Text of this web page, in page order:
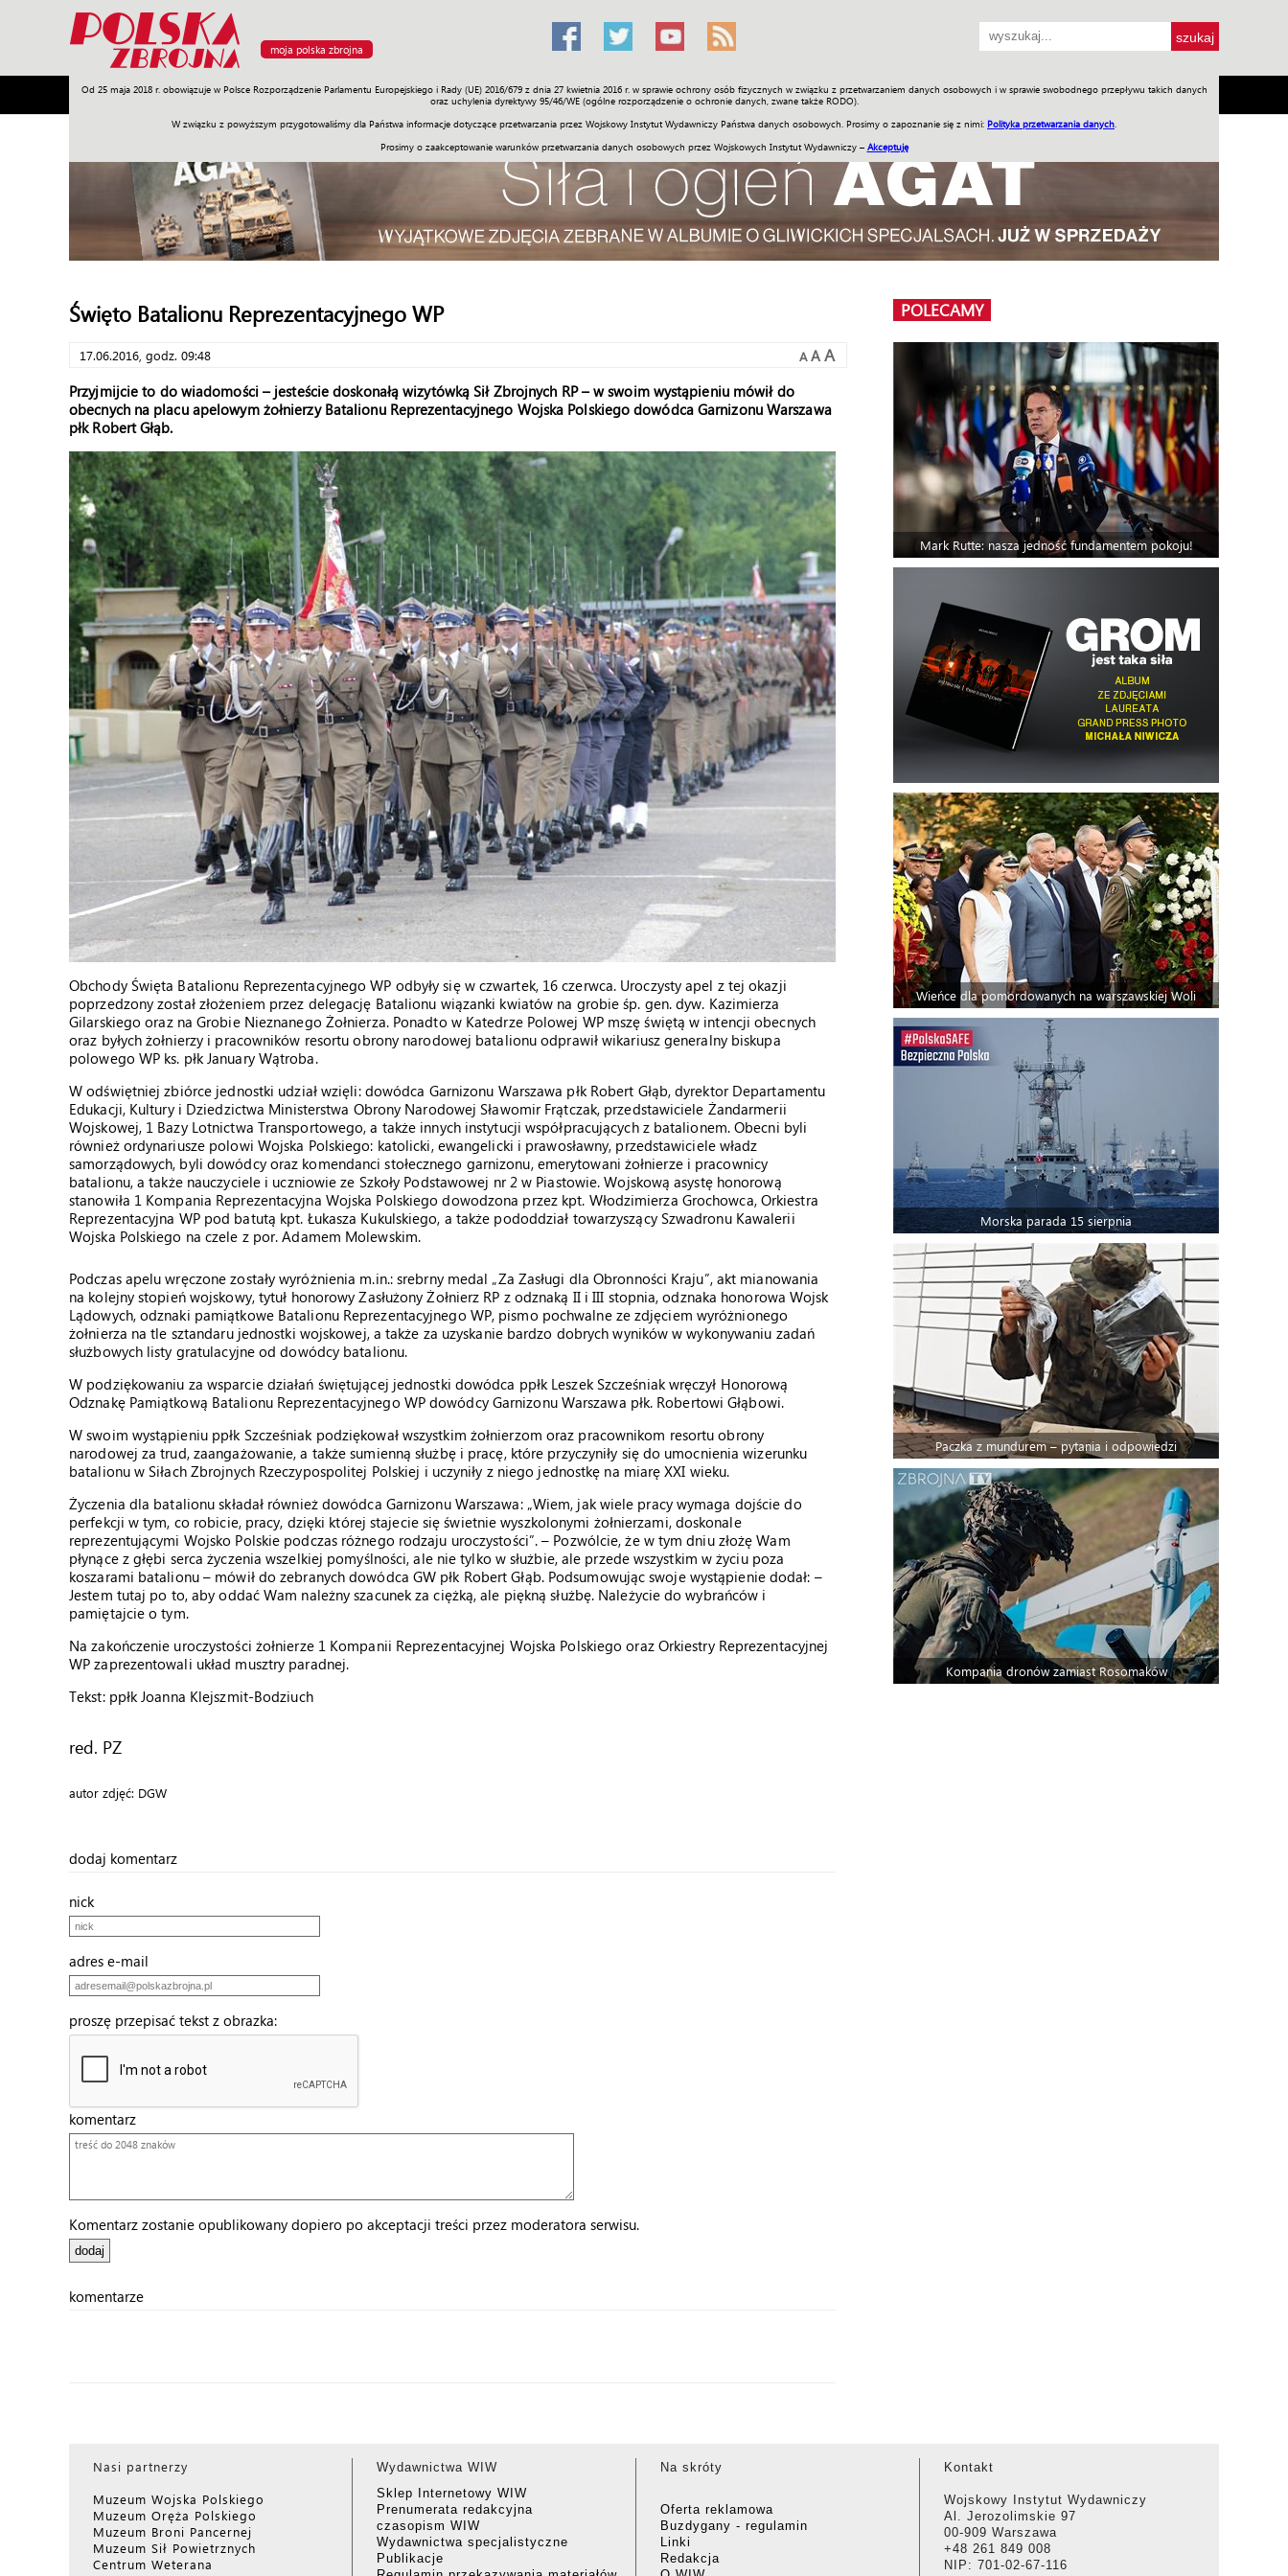
moja polska zbrojna
Od 25 maja 2018 r. obowiązuje w Polsce Rozporządzenie Parlamentu Europejskiego i Rady (UE) 2016/679 z dnia 27 kwietnia 2016 r. w sprawie ochrony osób fizycznych w związku z przetwarzaniem danych osobowych i w sprawie swobodnego przepływu takich danych
oraz uchylenia dyrektywy 95/46/WE (ogólne rozporządzenie o ochronie danych, zwane także RODO).
W związku z powyższym przygotowaliśmy dla Państwa informacje dotyczące przetwarzania przez Wojskowy Instytut Wydawniczy Państwa danych osobowych. Prosimy o zapoznanie się z nimi: Polityka przetwarzania danych
Prosimy o zaakceptowanie warunków przetwarzania danych osobowych przez Wojskowych Instytut Wydawniczy – Akceptuję
Armia Poligon Sprzęt Misje Polityka Prawo Świat Społeczność Sport Historia Galerie Wideo ENGLISH SKLEP Jednodniówki Praca w WIW
Święto Batalionu Reprezentacyjnego WP
17.06.2016, godz. 09:48 A A A
Przyjmijcie to do wiadomości – jesteście doskonałą wizytówką Sił Zbrojnych RP – w swoim wystąpieniu mówił do
obecnych na placu apelowym żołnierzy Batalionu Reprezentacyjnego Wojska Polskiego dowódca Garnizonu Warszawa
płk Robert Głąb.
Obchody Święta Batalionu Reprezentacyjnego WP odbyły się w czwartek, 16 czerwca. Uroczysty apel z tej okazji
poprzedzony został złożeniem przez delegację Batalionu wiązanki kwiatów na grobie śp. gen. dyw. Kazimierza
Gilarskiego oraz na Grobie Nieznanego Żołnierza. Ponadto w Katedrze Polowej WP mszę świętą w intencji obecnych
oraz byłych żołnierzy i pracowników resortu obrony narodowej batalionu odprawił wikariusz generalny biskupa
polowego WP ks. płk January Wątroba.
W odświętniej zbiórce jednostki udział wzięli: dowódca Garnizonu Warszawa płk Robert Głąb, dyrektor Departamentu
Edukacji, Kultury i Dziedzictwa Ministerstwa Obrony Narodowej Sławomir Frątczak, przedstawiciele Żandarmerii
Wojskowej, 1 Bazy Lotnictwa Transportowego, a także innych instytucji współpracujących z batalionem. Obecni byli
również ordynariusze polowi Wojska Polskiego: katolicki, ewangelicki i prawosławny, przedstawiciele władz
samorządowych, byli dowódcy oraz komendanci stołecznego garnizonu, emerytowani żołnierze i pracownicy
batalionu, a także nauczyciele i uczniowie ze Szkoły Podstawowej nr 2 w Piastowie. Wojskową asystę honorową
stanowiła 1 Kompania Reprezentacyjna Wojska Polskiego dowodzona przez kpt. Włodzimierza Grochowca, Orkiestra
Reprezentacyjna WP pod batutą kpt. Łukasza Kukulskiego, a także pododdział towarzyszący Szwadronu Kawalerii
Wojska Polskiego na czele z por. Adamem Molewskim.
Podczas apelu wręczone zostały wyróżnienia m.in.: srebrny medal „Za Zasługi dla Obronności Kraju”, akt mianowania
na kolejny stopień wojskowy, tytuł honorowy Zasłużony Żołnierz RP z odznaką II i III stopnia, odznaka honorowa Wojsk
Lądowych, odznaki pamiątkowe Batalionu Reprezentacyjnego WP, pismo pochwalne ze zdjęciem wyróżnionego
żołnierza na tle sztandaru jednostki wojskowej, a także za uzyskanie bardzo dobrych wyników w wykonywaniu zadań
służbowych listy gratulacyjne od dowódcy batalionu.
W podziękowaniu za wsparcie działań świętującej jednostki dowódca ppłk Leszek Szcześniak wręczył Honorową
Odznakę Pamiątkową Batalionu Reprezentacyjnego WP dowódcy Garnizonu Warszawa płk. Robertowi Głąbowi.
W swoim wystąpieniu ppłk Szcześniak podziękował wszystkim żołnierzom oraz pracownikom resortu obrony
narodowej za trud, zaangażowanie, a także sumienną służbę i pracę, które przyczyniły się do umocnienia wizerunku
batalionu w Siłach Zbrojnych Rzeczypospolitej Polskiej i uczyniły z niego jednostkę na miarę XXI wieku.
Życzenia dla batalionu składał również dowódca Garnizonu Warszawa: „Wiem, jak wiele pracy wymaga dojście do
perfekcji w tym, co robicie, pracy, dzięki której stajecie się świetnie wyszkolonymi żołnierzami, doskonale
reprezentującymi Wojsko Polskie podczas różnego rodzaju uroczystości”. – Pozwólcie, że w tym dniu złożę Wam
płynące z głębi serca życzenia wszelkiej pomyślności, ale nie tylko w służbie, ale przede wszystkim w życiu poza
koszarami batalionu – mówił do zebranych dowódca GW płk Robert Głąb. Podsumowując swoje wystąpienie dodał: –
Jestem tutaj po to, aby oddać Wam należny szacunek za ciężką, ale piękną służbę. Należycie do wybrańców i
pamiętajcie o tym.
Na zakończenie uroczystości żołnierze 1 Kompanii Reprezentacyjnej Wojska Polskiego oraz Orkiestry Reprezentacyjnej
WP zaprezentowali układ musztry paradnej.
Tekst: ppłk Joanna Klejszmit-Bodziuch
red. PZ
autor zdjęć: DGW
dodaj komentarz
nick
adres e-mail
proszę przepisać tekst z obrazka:
komentarz
Komentarz zostanie opublikowany dopiero po akceptacji treści przez moderatora serwisu.
komentarze
POLECAMY
Mark Rutte: nasza jedność fundamentem pokoju!
Wieńce dla pomordowanych na warszawskiej Woli
Morska parada 15 sierpnia
Paczka z mundurem – pytania i odpowiedzi
Kompania dronów zamiast Rosomaków
Nasi partnerzy
Muzeum Wojska Polskiego
Muzeum Oręża Polskiego
Muzeum Broni Pancernej
Muzeum Sił Powietrznych
Centrum Weterana
Wydawnictwa WIW
Sklep Internetowy WIW
Prenumerata redakcyjna
czasopism WIW
Wydawnictwa specjalistyczne
Publikacje
Na skróty
Oferta reklamowa
Buzdygany - regulamin
Linki
Redakcja
Kontakt
Wojskowy Instytut Wydawniczy
Al. Jerozolimskie 97
00-909 Warszawa
+48 261 849 008
NIP: 701-02-67-116